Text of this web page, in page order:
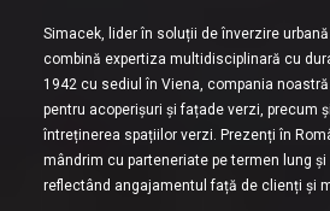
Simacek, lider în soluții de înverzire
combină expertiza multidisciplinară cu
1942 cu sediul în Viena, compania
pentru acoperișuri și fațade verzi, precum
întreținerea spațiilor verzi. Prezenți în
mândrim cu parteneriate pe termen lung și
reflectând angajamentul față de clienți și